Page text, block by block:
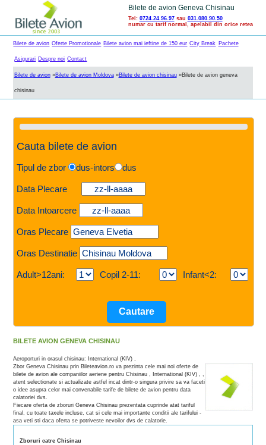
Bilete de avion Geneva Chisinau
Tel: 0724.24.96.97sau 031.080.90.50
numar cu tarif normal, apelabil din orice retea
Bilete de avion Oferte Promotionale Bilete avion mai ieftine de 150 eur City Break Pachete
Asigurari Despre noi Contact
Bilete de avion»Bilete de avion Moldova»Bilete de avion chisinau»Bilete de avion geneva
chisinau
Cauta bilete de avion
Tipul de zbor dus-intors dus
Data Plecare
Data Intoarcere
Oras Plecare
Oras Destinatie
Adult>12ani: Copil 2-11: Infant<2:
BILETE AVION GENEVA CHISINAU
Aeroporturi in orasul chisinau: International (KIV) ,
Zbor Geneva Chisinau prin Bileteavion.ro va prezinta cele mai noi oferte de
bilete de avion ale companiilor aeriene pentru Chisinau , International (KIV) , ,
atent selectionate si actualizate astfel incat dintr-o singura privire sa va faceti
o idee asupra celor mai convenabile tarife de bilete de avion pentru data
calatoriei dvs.
Fiecare oferta de zboruri Geneva Chisinau prezentata cuprinde atat tariful
final, cu toate taxele incluse, cat si cele mai importante conditii ale tarifului -
asa veti sti daca oferta se potriveste nevoilor dvs de calatorie.
Zboruri catre Chisinau